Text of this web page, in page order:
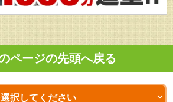
ページの先頭へ戻る